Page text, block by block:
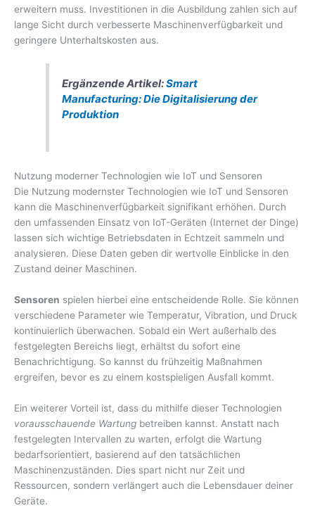
erweitern muss. Investitionen in die Ausbildung zahlen sich auf
lange Sicht durch verbesserte Maschinenverfügbarkeit und
geringere Unterhaltskosten aus.
Ergänzende Artikel:Smart
Manufacturing: Die Digitalisierung der
Produktion
Nutzung moderner Technologien wie IoT und Sensoren
Die Nutzung modernster Technologien wie IoT und Sensoren
kann die Maschinenverfügbarkeit signifikant erhöhen. Durch
den umfassenden Einsatz von IoT-Geräten (Internet der Dinge)
lassen sich wichtige Betriebsdaten in Echtzeit sammeln und
analysieren. Diese Daten geben dir wertvolle Einblicke in den
Zustand deiner Maschinen.
Sensoren spielen hierbei eine entscheidende Rolle. Sie können
verschiedene Parameter wie Temperatur, Vibration, und Druck
kontinuierlich überwachen. Sobald ein Wert außerhalb des
festgelegten Bereichs liegt, erhältst du sofort eine
Benachrichtigung. So kannst du frühzeitig Maßnahmen
ergreifen, bevor es zu einem kostspieligen Ausfall kommt.
Ein weiterer Vorteil ist, dass du mithilfe dieser Technologien
vorausschauende Wartung betreiben kannst. Anstatt nach
festgelegten Intervallen zu warten, erfolgt die Wartung
bedarfsorientiert, basierend auf den tatsächlichen
Maschinenzuständen. Dies spart nicht nur Zeit und
Ressourcen, sondern verlängert auch die Lebensdauer deiner
Geräte.